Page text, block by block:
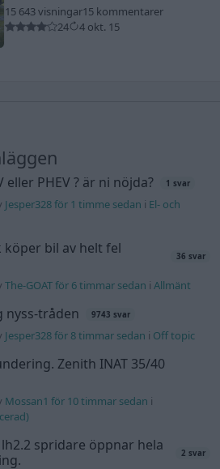
15 643 visningar15 kommentarer
24
4 okt. 15
eller PHEV ? är ni nöjda? 1 svar
Jesper328 för 1 timme sedan i El- och
bil av helt fel
36 svar
The-GOAT för 6 timmar sedan iAllmänt
nyss-tråden 9743 svar
Jesper328 för 8 timmar sedan i Off topic
Zenith INAT 35/40
Mossan1 för 10 timmar sedan i
spridare öppnar hela
2 svar